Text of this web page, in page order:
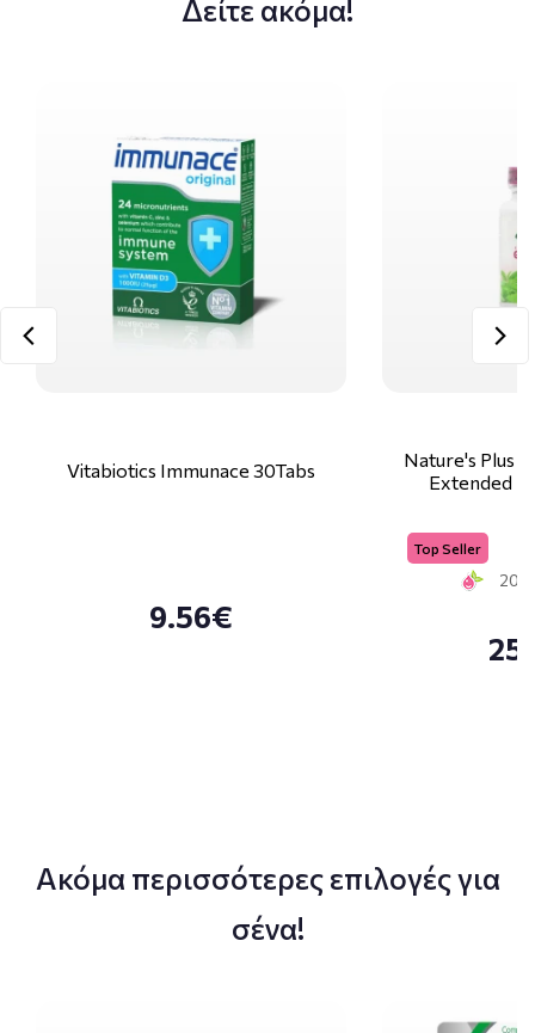
Δείτε ακόμα!
Vitabiotics Immunace 30Tabs
9.56€
Nature's Plus
Extended
Top Seller
20
Ακόμα περισσότερες επιλογές για
σένα!